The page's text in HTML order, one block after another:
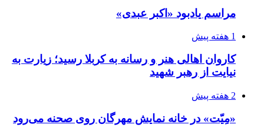
مراسم یادبود «اکبر عبدی»
1 هفته پیش
کاروان اهالی هنر و رسانه به کربلا رسید؛ زیارت به
نیایت از رهبر شهید
2 هفته پیش
«مِیّت» در خانه نمایش مهرگان روی صحنه می‌رود